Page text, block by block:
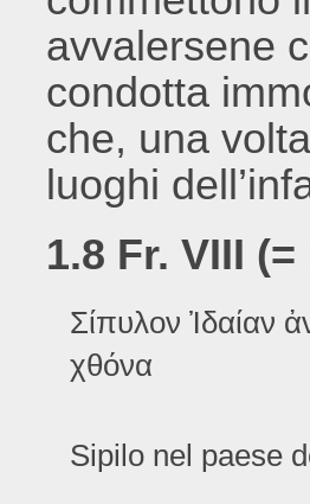
avvalersene
condotta
che, una
luoghi
1.8 Fr. VIII (=
Σίπυλον Ἰδαίαν
χθόνα
Sipilo nel paese